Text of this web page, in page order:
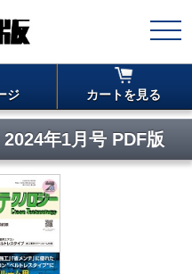
ジ カートを見る
年1月号 PDF版